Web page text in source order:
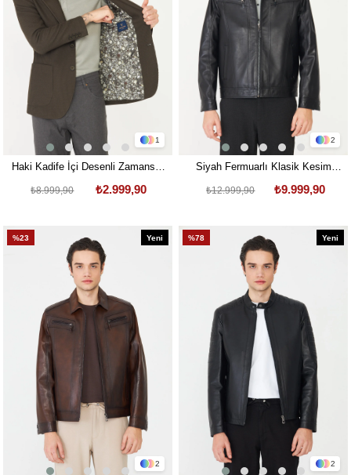
1
Haki Kadife İçi Desenli Zamansız
₺2.999,90
₺8.999,90
2
Siyah Fermuarlı Klasik Kesim
₺9.999,90
₺12.999,90
2
%23
Yeni
2
%78
Yeni